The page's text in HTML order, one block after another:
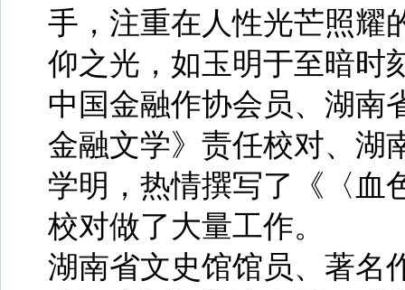
手，注重在人性光芒照耀
仰之光，如玉明于至暗时
中国金融作协会员、湖南
金融文学》责任校对、湖
学明，热情撰写了《〈血
校对做了大量工作。
湖南省文史馆馆员、著名